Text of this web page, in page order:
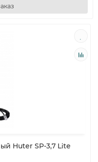
Huter SP-3,7 Lite